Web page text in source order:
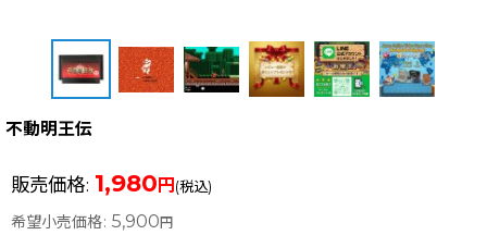
不動明王伝
販売価格: 1,980 円 (税込)
希望小売価格: 5,900 円